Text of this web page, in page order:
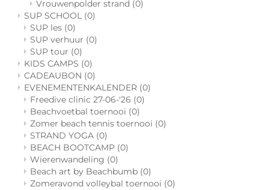
Vrouwenpolder strand (0)
SUP SCHOOL (0)
SUP les (0)
SUP verhuur (0)
SUP tour (0)
KIDS CAMPS (0)
CADEAUBON (0)
EVENEMENTENKALENDER (0)
Freedive clinic 27-06-'26 (0)
Beachvoetbal toernooi (0)
Zomer beach tennis toernooi (0)
STRAND YOGA (0)
BEACH BOOTCAMP (0)
Wierenwandeling (0)
Beach art by Beachbumb (0)
Zomeravond volleybal toernooi (0)